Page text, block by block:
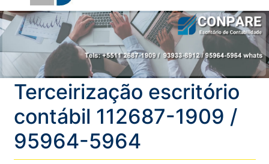
Terceirização escritório
contábil 112687-1909 /
95964-5964